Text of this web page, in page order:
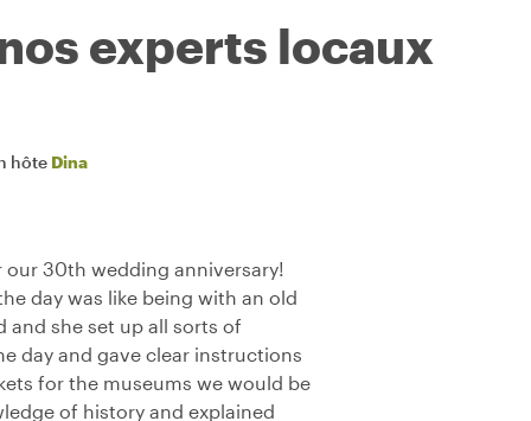
experts locaux
hôte Dina
30th wedding anniversary!
day was like being with an old
and she set up all sorts of
day and gave clear instructions
for the museums we would be
of history and explained